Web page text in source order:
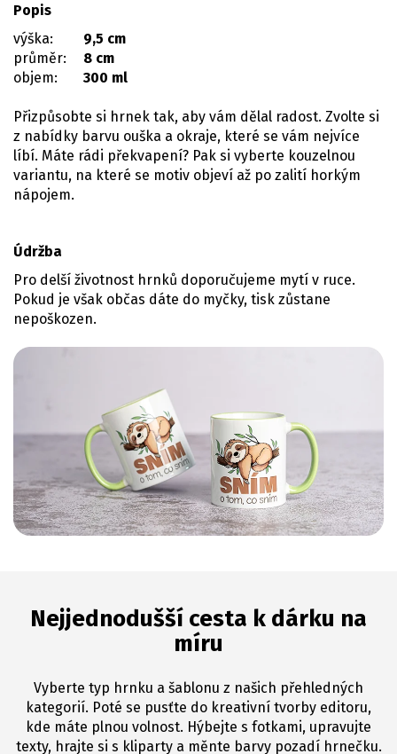
Popis
výška:
9,5 cm
průměr:
8 cm
objem:
300 ml
Přizpůsobte si hrnek tak, aby vám dělal radost. Zvolte si
z nabídky barvu ouška a okraje, které se vám nejvíce
líbí. Máte rádi překvapení? Pak si vyberte kouzelnou
variantu, na které se motiv objeví až po zalití horkým
nápojem.
Údržba
Pro delší životnost hrnků doporučujeme mytí v ruce.
Pokud je však občas dáte do myčky, tisk zůstane
nepoškozen.
Nejjednodušší cesta k dárku na
míru
Vyberte typ hrnku a šablonu z našich přehledných
kategorií. Poté se pusťte do kreativní tvorby editoru,
kde máte plnou volnost. Hýbejte s fotkami, upravujte
texty, hrajte si s kliparty a měnte barvy pozadí hrnečku.